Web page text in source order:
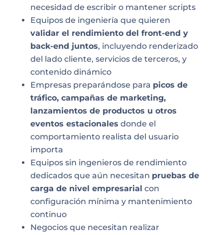
necesidad de escribir o mantener scripts
Equipos de ingeniería que quieren
validar el rendimiento del front-end y
back-end juntos, incluyendo renderizado
del lado cliente, servicios de terceros, y
contenido dinámico
Empresas preparándose para picos de
tráfico, campañas de marketing,
lanzamientos de productos u otros
eventos estacionales donde el
comportamiento realista del usuario
importa
Equipos sin ingenieros de rendimiento
dedicados que aún necesitan pruebas de
carga de nivel empresarial con
configuración mínima y mantenimiento
continuo
Negocios que necesitan realizar